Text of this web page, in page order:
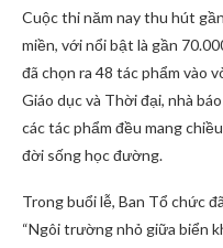
Cuộc thi năm nay thu hút
miền, với nổi bật là gần
đã chọn ra 48 tác phẩm vào
Giáo dục và Thời đại, nhà
các tác phẩm đều mang
đời sống học đường.
Trong buổi lễ, Ban Tổ chức
“Ngôi trường nhỏ giữa biển